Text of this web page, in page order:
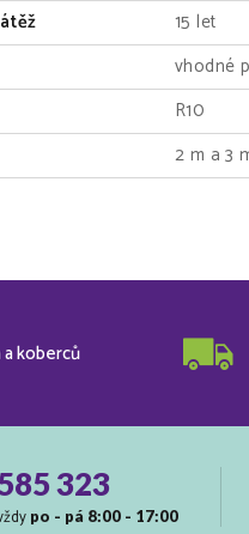
15 let
vhodné
R10
2 m a 3
koberců
323
po - pá 8:00 - 17:00